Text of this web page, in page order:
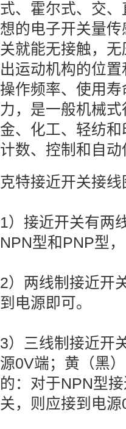
式、霍尔式、交
想的电子开关量
关就能无接触，
出运动机构的位
操作频率、使用
力，是一般机械
金、化工、轻纺
计数、控制和自
克特接近开关接线
1）接近开关有两
NPN型和PNP型
2）两线制接近开
到电源即可。
3）三线制接近开
源0V端；黄（黑
的：对于NPN型
关，则应接到电